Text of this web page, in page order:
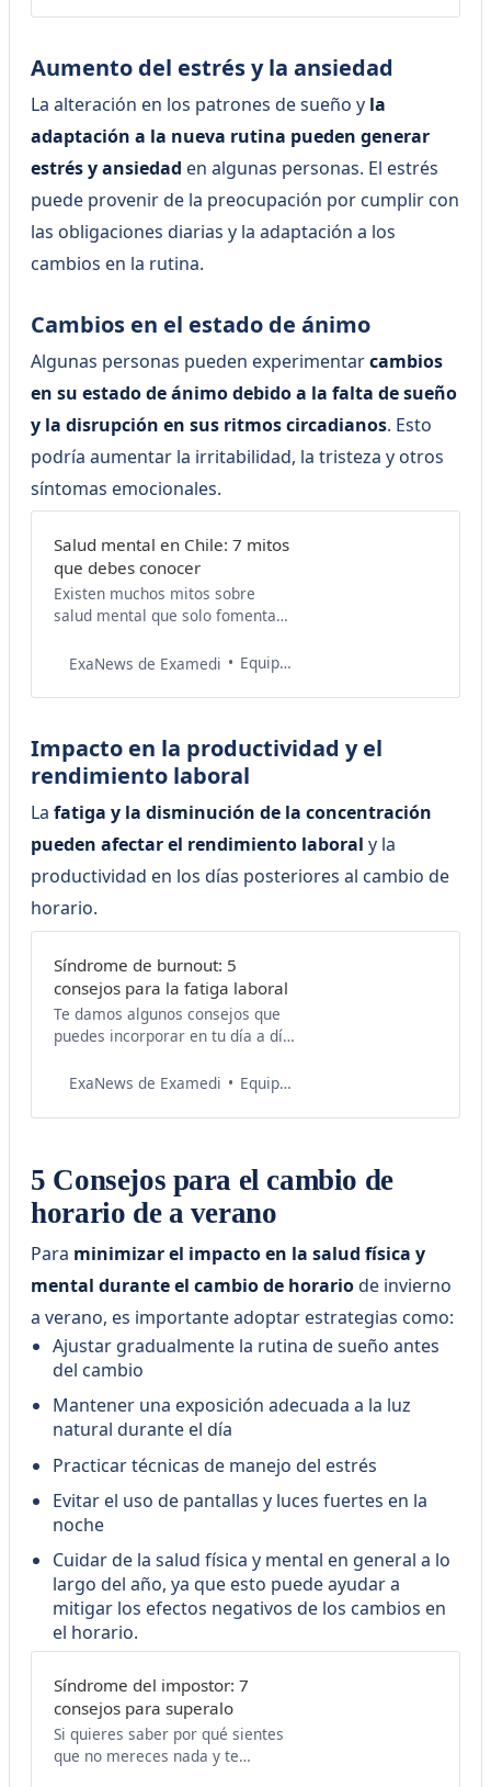
alimentación en la salud mental y
comidas saludables para mejorar
tu terapia online ¿…
Aumento del estrés y la ansiedad
La alteración en los patrones de sueño y la
adaptación a la nueva rutina pueden generar
estrés y ansiedad en algunas personas. El estrés
puede provenir de la preocupación por cumplir con
las obligaciones diarias y la adaptación a los
cambios en la rutina.
Cambios en el estado de ánimo
Algunas personas pueden experimentarcambios
en su estado de ánimo debido a la falta de sueño
y la disrupción en sus ritmos circadianos. Esto
podría aumentar la irritabilidad, la tristeza y otros
síntomas emocionales.
Salud mental en Chile: 7 mitos
que debes conocer
Existen muchos mitos sobre
salud mental que solo fomentan
contamos cuáles son los
ExaNews de Examedi Equipo de Salud Examedi
Impacto en la productividad y el
rendimiento laboral
Lafatiga y la disminución de la concentración
pueden afectar el rendimiento laboraly la
productividad en los días posteriores al cambio de
horario.
Síndrome de burnout: 5
consejos para la fatiga laboral
Te damos algunos consejos que
puedes incorporar en tu día a día
el burnout.
ExaNews de Examedi Equipo de Salud Examedi
5 Consejos para el cambio de
horario de a verano
Para minimizar el impacto en la salud física y
mental durante el cambio de horariode invierno
a verano, es importante adoptar estrategias como:
Ajustar gradualmente la rutina de sueño antes
del cambio
Mantener una exposición adecuada a la luz
natural durante el día
Practicar técnicas de manejo del estrés
Evitar el uso de pantallas y luces fuertes en la
noche
Cuidar de la salud física y mental en general a lo
largo del año, ya que esto puede ayudar a
mitigar los efectos negativos de los cambios en
el horario.
Síndrome del impostor: 7
consejos para superalo
Si quieres saber por qué sientes
que no mereces nada y te